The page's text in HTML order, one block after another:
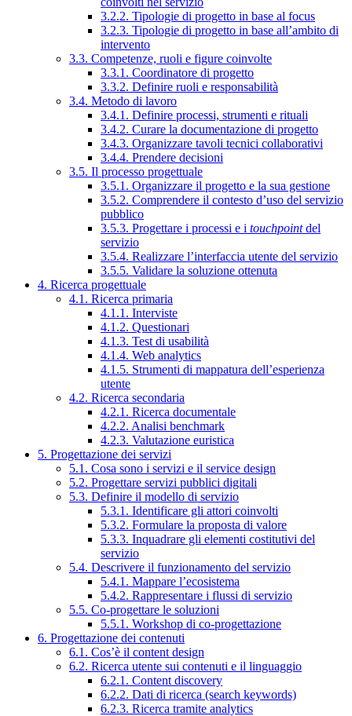
3.2.2. Tipologie di progetto in base al focus
3.2.3. Tipologie di progetto in base all’ambito di
intervento
3.3. Competenze, ruoli e figure coinvolte
3.3.1. Coordinatore di progetto
3.3.2. Definire ruoli e responsabilità
3.4. Metodo di lavoro
3.4.1. Definire processi, strumenti e rituali
3.4.2. Curare la documentazione di progetto
3.4.3. Organizzare tavoli tecnici collaborativi
3.4.4. Prendere decisioni
3.5. Il processo progettuale
3.5.1. Organizzare il progetto e la sua gestione
3.5.2. Comprendere il contesto d’uso del servizio
pubblico
3.5.3. Progettare i processi e i touchpointdel
servizio
3.5.4. Realizzare l’interfaccia utente del servizio
3.5.5. Validare la soluzione ottenuta
4. Ricerca progettuale
4.1. Ricerca primaria
4.1.1. Interviste
4.1.2. Questionari
4.1.3. Test di usabilità
4.1.4. Web analytics
4.1.5. Strumenti di mappatura dell’esperienza
utente
4.2. Ricerca secondaria
4.2.1. Ricerca documentale
4.2.2. Analisi benchmark
4.2.3. Valutazione euristica
5. Progettazione dei servizi
5.1. Cosa sono i servizi e il service design
5.2. Progettare servizi pubblici digitali
5.3. Definire il modello di servizio
5.3.1. Identificare gli attori coinvolti
5.3.2. Formulare la proposta di valore
5.3.3. Inquadrare gli elementi costitutivi del
servizio
5.4. Descrivere il funzionamento del servizio
5.4.1. Mappare l’ecosistema
5.4.2. Rappresentare i flussi di servizio
5.5. Co-progettare le soluzioni
5.5.1. Workshop di co-progettazione
6. Progettazione dei contenuti
6.1. Cos’è il content design
6.2. Ricerca utente sui contenuti e il linguaggio
6.2.1. Content discovery
6.2.2. Dati di ricerca (search keywords)
6.2.3. Ricerca tramite analytics